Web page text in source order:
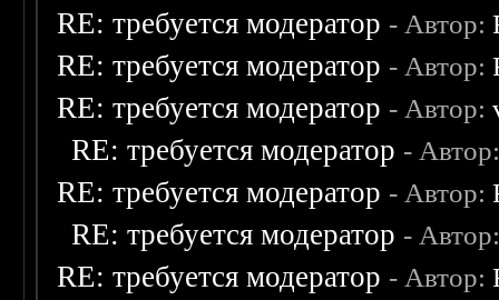
RE: требуется модератор - Автор:
RE: требуется модератор - Автор:
RE: требуется модератор - Автор:
RE: требуется модератор -
RE: требуется модератор - Автор:
RE: требуется модератор -
RE: требуется модератор - Автор: